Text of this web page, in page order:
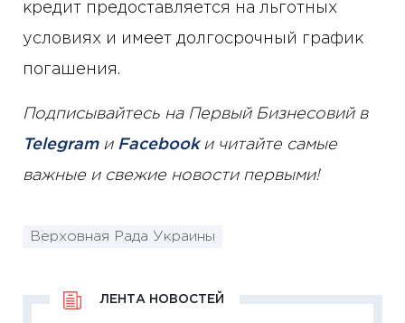
кредит предоставляется на льготных
условиях и имеет долгосрочный график
погашения.
Подписывайтесь на Первый Бизнесовий в
Telegramи Facebookи читайте самые
важные и свежие новости первыми!
Верховная Рада Украины
ЛЕНТА НОВОСТЕЙ